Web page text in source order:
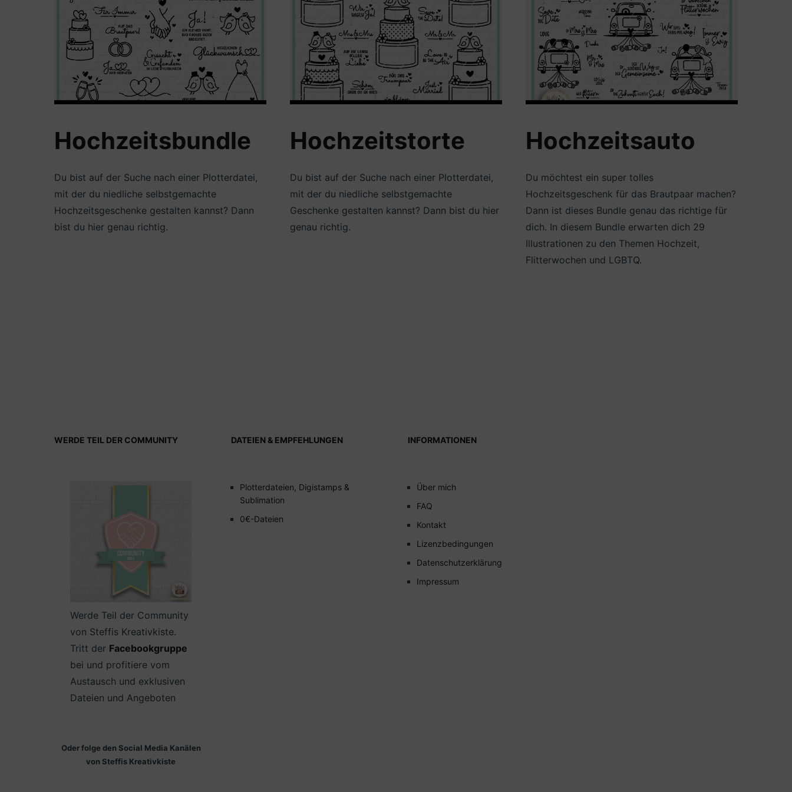
Hochzeitsbundle
Du bist auf der Suche nach einer Plotterdatei,
mit der du niedliche selbstgemachte
Hochzeitsgeschenke gestalten kannst? Dann
bist du hier genau richtig.
Hochzeitstorte
Du bist auf der Suche nach einer Plotterdatei,
mit der du niedliche selbstgemachte
Geschenke gestalten kannst? Dann bist du hier
genau richtig.
Hochzeitsauto
Du möchtest ein super tolles
Hochzeitsgeschenk für das Brautpaar machen?
Dann ist dieses Bundle genau das richtige für
dich. In diesem Bundle erwarten dich 29
Illustrationen zu den Themen Hochzeit,
Flitterwochen und LGBTQ.
WERDE TEIL DER COMMUNITY
Werde Teil der Community
von Steffis Kreativkiste.
Tritt der Facebookgruppe
bei und profitiere vom
Austausch und exklusiven
Dateien und Angeboten
Oder folge den Social Media Kanälen
von Steffis Kreativkiste
DATEIEN & EMPFEHLUNGEN
Plotterdateien, Digistamps &
Sublimation
0€-Dateien
INFORMATIONEN
Über mich
FAQ
Kontakt
Lizenzbedingungen
Datenschutzerklärung
Impressum